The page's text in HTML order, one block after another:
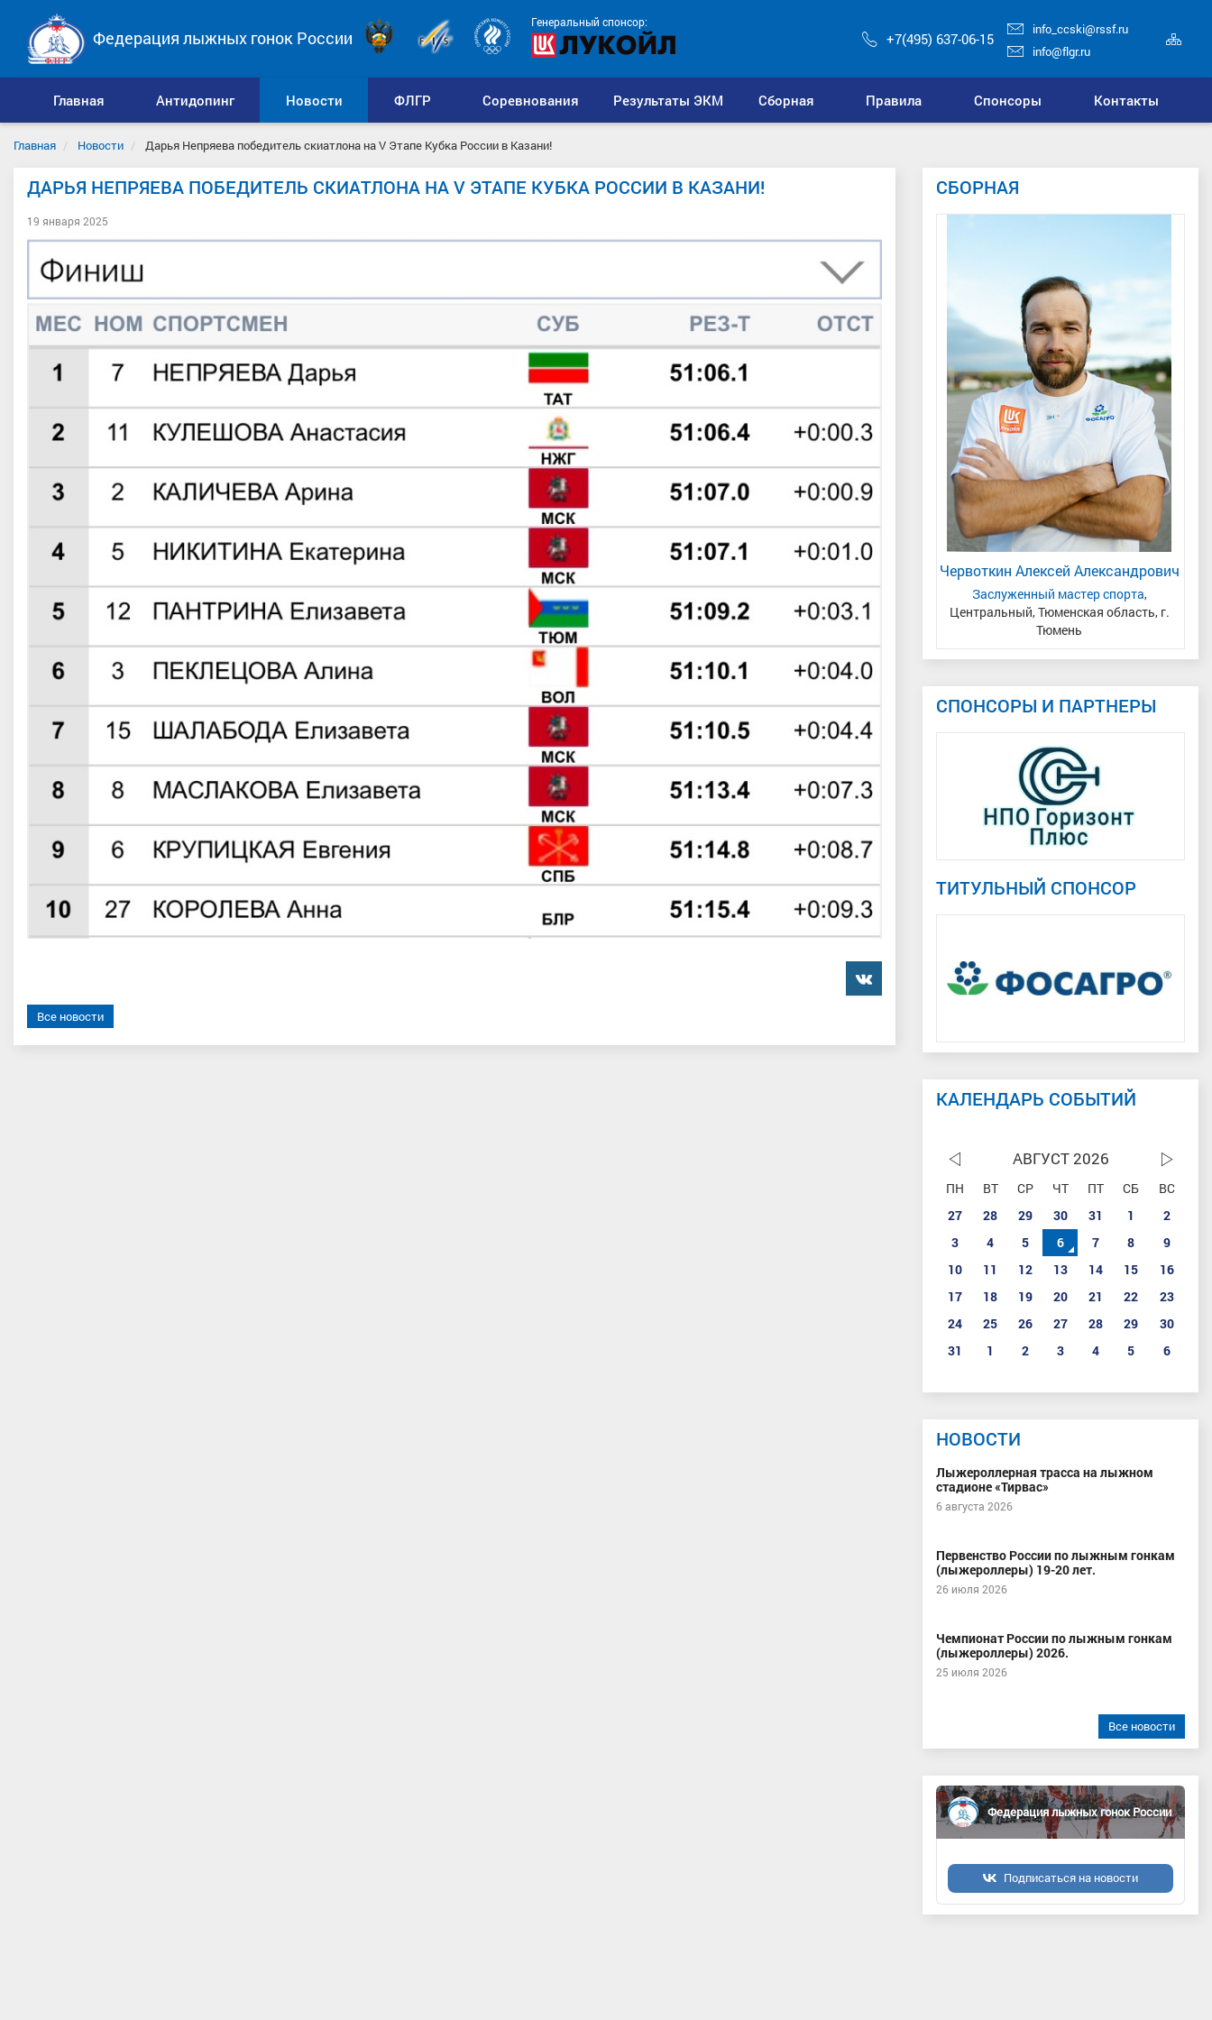
Генеральный спонсор:
Федерация лыжных гонок России +7(495) 637-06-15
info_ccski@rssf.ru
info@flgr.ru
Главная Антидопинг Новости ФЛГР Соревнования Результаты ЭКМ Сборная Правила Спонсоры Контакты
Главная Новости Дарья Непряева победитель скиатлона на V Этапе Кубка России в Казани!
ДАРЬЯ НЕПРЯЕВА ПОБЕДИТЕЛЬ СКИАТЛОНА НА V ЭТАПЕ КУБКА РОССИИ В КАЗАНИ!
19 января 2025
���������
Все новости
СБОРНАЯ
Горбунов Иван Евгеньевич
Татарстан, Казань
Крупицкая Евгения Юрьевна
МС, Северо-Западный, г. Санкт-Петербург
Плечёва Алёна Вячеславовна
Челябинская область
Червоткин Алексей Александрович
Заслуженный мастер спорта,
Центральный, Тюменская область, г.
Тюмень
СПОНСОРЫ И ПАРТНЕРЫ
ТИТУЛЬНЫЙ СПОНСОР
КАЛЕНДАРЬ СОБЫТИЙ
АВГУСТ 2026
ПН ВТ СР ЧТ ПТ СБ
ВС
27
28 29 30 31 1
2
3
4 5 6 7 8
9
10
11 12 13 14 15
16
17
18 19 20 21 22
23
24
25 26 27 28 29
30
31
1 2 3 4 5 6
НОВОСТИ
Лыжероллерная трасса на лыжном
стадионе «Тирвас»
6 августа 2026
Первенство России по лыжным гонкам
(лыжероллеры) 19-20 лет.
26 июля 2026
Чемпионат России по лыжным гонкам
(лыжероллеры) 2026.
25 июля 2026
Все новости
Федерация лыжных гонок России
Подписаться на новости